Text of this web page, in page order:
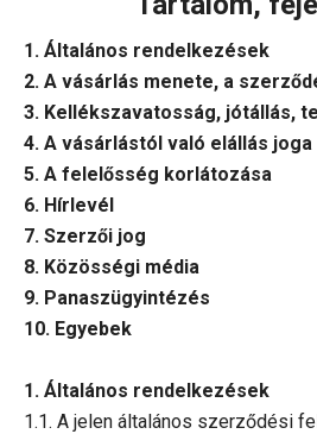
1. Általános rendelkezések
2. A vásárlás menete, a
3. Kellékszavatosság, jótállás,
4. A vásárlástól való elállás joga
5. A felelősség korlátozása
6. Hírlevél
7. Szerzői jog
8. Közösségi média
9. Panaszügyintézés
10. Egyebek
1. Általános rendelkezések
1.1. A jelen általános szerződési